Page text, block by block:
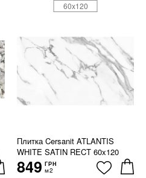
Плитка Cersanit ATLANTIS
WHITE SATIN RECT 60x120
849 ГРН
м2
60x120